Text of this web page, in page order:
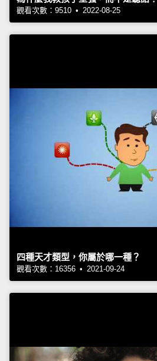
觀看次數：9510 • 2022-08-25
四種天才類型，你屬於哪一種？
觀看次數：16356 • 2021-09-24